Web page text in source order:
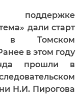
дали старт
в Томском
в этом году
прошли в
Н.И. Пирогова